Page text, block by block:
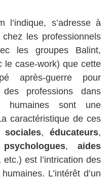
l’indique, s’adresse à
chez les professionnels
les groupes Balint,
le case-work) que cette
après-guerre pour
des professions dans
humaines sont une
caractéristique de ces
sociales,éducateurs,
psychologues, aides
etc.) est l’intrication des
L’intérêt d’un